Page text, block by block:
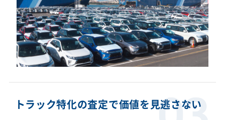
トラック特化の査定で価値を見逃さない